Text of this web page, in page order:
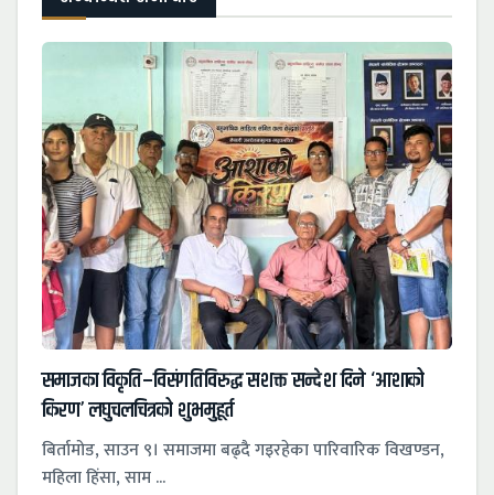
समाजका विकृति–विसंगतिविरुद्ध सशक्त सन्देश दिने ‘आशाको
किरण’ लघुचलचित्रको शुभमुहूर्त
बिर्तामोड, साउन ९। समाजमा बढ्दै गइरहेका पारिवारिक विखण्डन,
महिला हिंसा, साम ...